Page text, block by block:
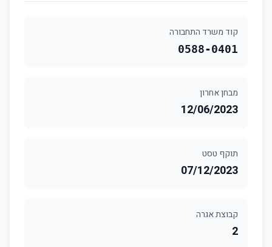
קוד משרד התחבורה
0588-0401
מבחן אחרון
12/06/2023
תוקף טסט
07/12/2023
קבוצת אגרה
2